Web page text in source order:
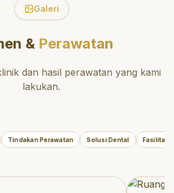
Galeri
&Perawatan
dan hasil perawatan yang kami
lakukan.
Tindakan Perawatan Solusi Dental Fasilitas